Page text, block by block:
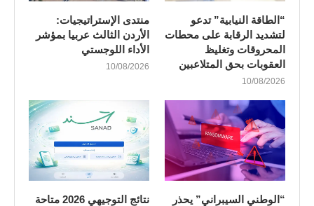
“الطاقة النيابية” تدعو
لتشديد الرقابة على محطات
المحروقات وتغليظ
العقوبات بحق المتلاعبين
10/08/2026
منتدى الإستراتيجيات:
الأردن الثالث عربيا بمؤشر
الأداء اللوجستي
10/08/2026
“الوطني السيبراني” يحذر
نتائج التوجيهي 2026 متاحة